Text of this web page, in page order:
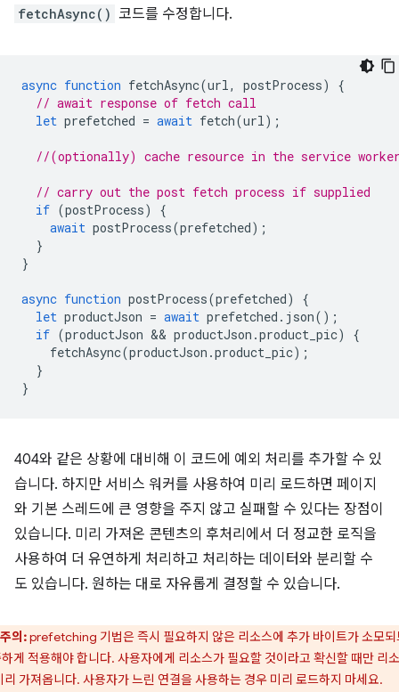
fetchAsync() 코드를 수정합니다.
async function fetchAsync(url, postProcess)
{
// await response of fetch call
let prefetched = await fetch(url);
//(optionally) cache resource in the service
// carry out the post fetch process if supplied
if (postProcess)
{
await postProcess(prefetched);
}
}
async function postProcess(prefetched)
{
let productJson = await prefetched . json();
if (productJson && productJson .product_pic)
{
fetchAsync(productJson .product_pic);
}
}
404와 같은 상황에 대비해 이 코드에 예외 처리를 추가할 수 있
습니다. 하지만 서비스 워커를 사용하여 미리 로드하면 페이지
와 기본 스레드에 큰 영향을 주지 않고 실패할 수 있다는 장점이
있습니다. 미리 가져온 콘텐츠의 후처리에서 더 정교한 로직을
사용하여 더 유연하게 처리하고 처리하는 데이터와 분리할 수
도 있습니다. 원하는 대로 자유롭게 결정할 수 있습니다.
주의:prefetching 기법은 즉시 필요하지 않은 리소스에 추가 바이트가 소모되
게 적용해야 합니다. 사용자에게 리소스가 필요할 것이라고 확신할 때만 리
리 가져옵니다. 사용자가 느린 연결을 사용하는 경우 미리 로드하지 마세요.